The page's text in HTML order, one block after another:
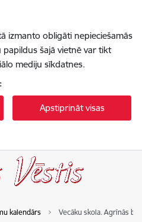
izmanto obligāti nepieciešamās
šajā vietnē var tikt
mediju sīkdatnes.
Apstiprināt visas
kalendārs Vecāku skola. Agrīnās